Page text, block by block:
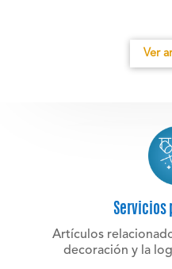
Ver
Servicios
Artículos
decoración y la